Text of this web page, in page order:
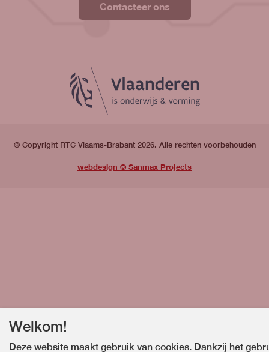
Contacteer ons
© Copyright RTC Vlaams-Brabant 2026. Alle rechten voorbehouden
webdesign © Sanmax Projects
Welkom!
Deze website maakt gebruik van cookies. Dankzij het